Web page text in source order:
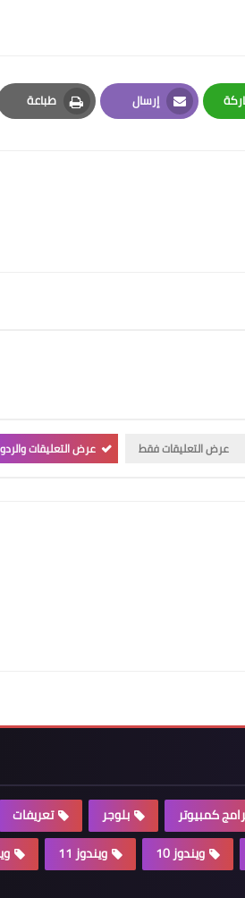
إرسال
Email
طباعة
Print
عرض التعليقات فقط عرض التعليقات
كمبيوتر بلوجر
تعريفات
ويندوز 10 ويندوز 11